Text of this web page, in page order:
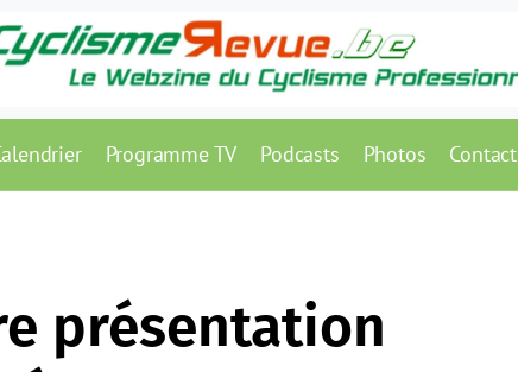
Programme TV Podcasts Photos Contact
présentation